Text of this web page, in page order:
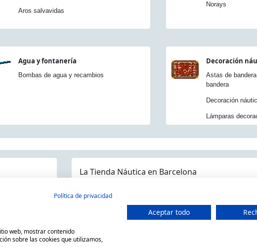
Aros salvavidas
Norays
Agua y fontanería
Bombas de agua y recambios
Decoración
Astas de
bandera
Decoración
Lámparas
La Tienda Náutica en Barcelona
MARSAL EQUIPOS NÁUTICOS SLL CIF: B66506940
Horario de 9.00h a 14:00h y de 15.00h a 18.00h -
Política de privacidad
web, mostrar contenido
sobre las cookies que utilizamos,
Aceptar todo